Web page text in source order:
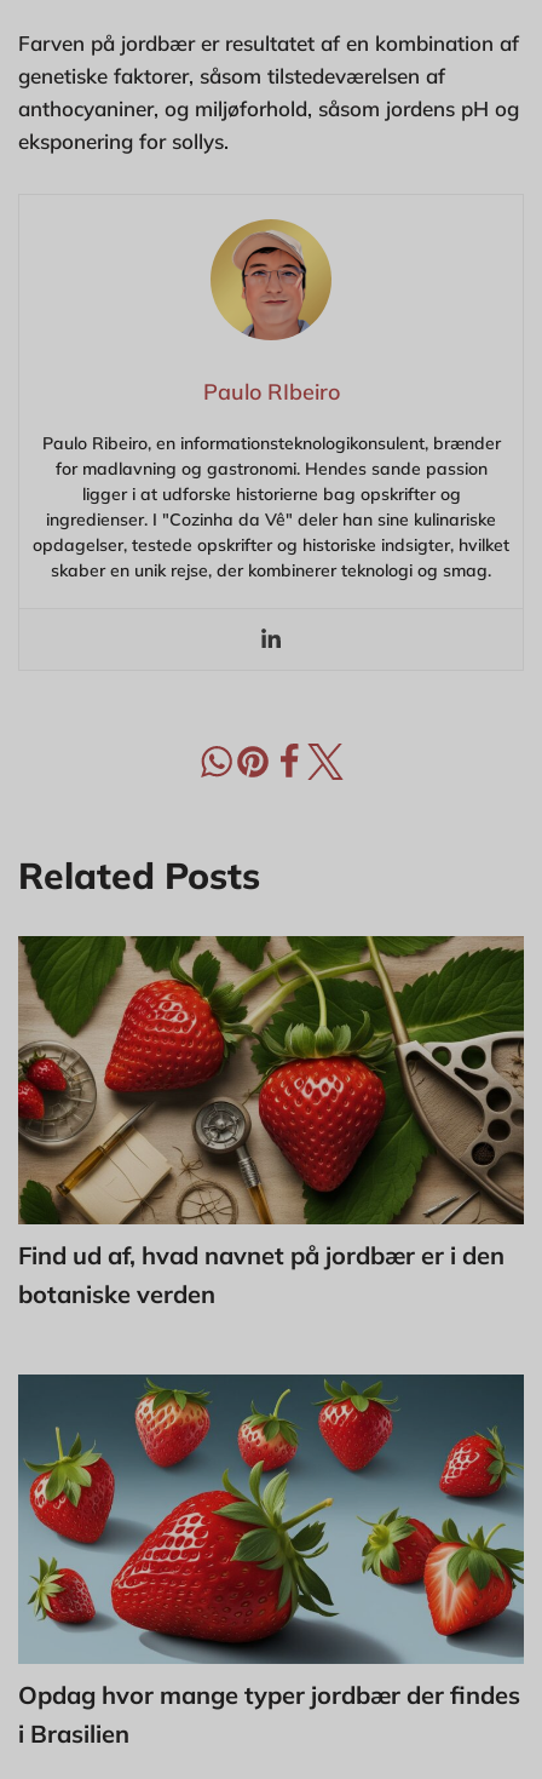
Farven på jordbær er resultatet af en kombination af
genetiske faktorer, såsom tilstedeværelsen af
anthocyaniner, og miljøforhold, såsom jordens pH og
eksponering for sollys.
Paulo RIbeiro
Paulo Ribeiro, en informationsteknologikonsulent, brænder
for madlavning og gastronomi. Hendes sande passion
ligger i at udforske historierne bag opskrifter og
ingredienser. I "Cozinha da Vê" deler han sine kulinariske
opdagelser, testede opskrifter og historiske indsigter, hvilket
skaber en unik rejse, der kombinerer teknologi og smag.
Related Posts
Find ud af, hvad navnet på jordbær er i den
botaniske verden
Opdag hvor mange typer jordbær der findes
i Brasilien